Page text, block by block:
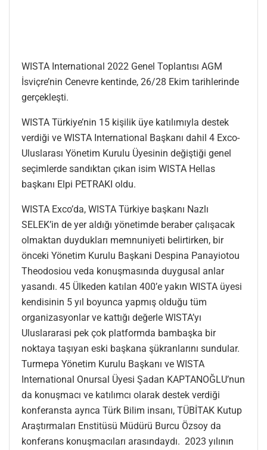
WISTA International 2022 Genel Toplantısı AGM
İsviçre’nin Cenevre kentinde, 26/28 Ekim tarihlerinde
gerçekleşti.
WISTA Türkiye’nin 15 kişilik üye katılımıyla destek
verdiği ve WISTA International Başkanı dahil 4 Exco-
Uluslarası Yönetim Kurulu Üyesinin değiştiği genel
seçimlerde sandıktan çıkan isim WISTA Hellas
başkanı Elpi PETRAKI oldu.
WISTA Exco’da, WISTA Türkiye başkanı Nazlı
SELEK’in de yer aldığı yönetimde beraber çalışacak
olmaktan duydukları memnuniyeti belirtirken, bir
önceki Yönetim Kurulu Başkani Despina Panayiotou
Theodosiou veda konuşmasında duygusal anlar
yasandı. 45 Ülkeden katılan 400’e yakın WISTA üyesi
kendisinin 5 yıl boyunca yapmış olduğu tüm
organizasyonlar ve kattığı değerle WISTA’yı
Uluslararasi pek çok platformda bambaşka bir
noktaya taşıyan eski başkana şükranlarını sundular.
Turmepa Yönetim Kurulu Başkanı ve WISTA
International Onursal Üyesi Şadan KAPTANOĞLU’nun
da konuşmacı ve katılımcı olarak destek verdiği
konferansta ayrıca Türk Bilim insanı, TÜBİTAK Kutup
Araştırmaları Enstitüsü Müdürü Burcu Özsoy da
konferans konuşmacıları arasındaydı. 2023 yılının